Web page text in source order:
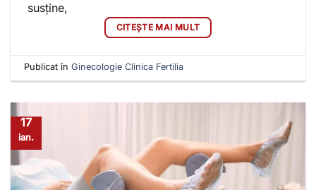
susține,
CITEȘTE MAI MULT
Publicat înGinecologie Clinica Fertilia
17
ian.